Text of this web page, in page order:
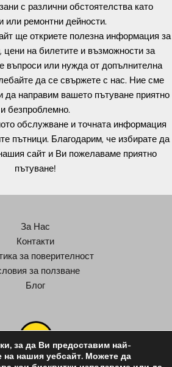
с различни обстоятелства като
или ремонтни дейности.
ще откриете полезна информация за
цени на билетите и възможности за
въпроси или нужда от допълнителна
да се свържете с нас. Ние сме
да направим вашето пътуване приятно
и безпроблемно.
обслужване и точната информация
пътници. Благодарим, че избирате да
сайт и Ви пожелаваме приятно
пътуване!
За Нас
Контакти
за поверителност
за ползване
Блог
за да Ви предоставим най-
нашия уебсайт. Можете да